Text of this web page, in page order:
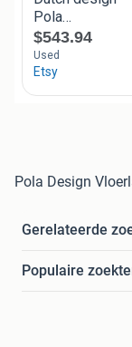
Pola Design
Gerelateerde
Populaire